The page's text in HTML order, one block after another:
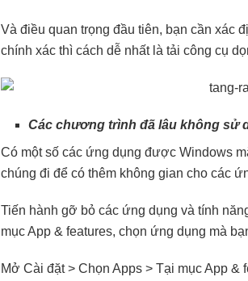
Và điều quan trọng đầu tiên, bạn cần xác
chính xác thì cách dễ nhất là tải công cụ
Các chương trình đã lâu không sử
Có một số các ứng dụng được Windows
chúng đi để có thêm không gian cho các
Tiến hành gỡ bỏ các ứng dụng và tính
mục App & features, chọn ứng dụng mà
Mở Cài đặt > Chọn Apps > Tại mục App